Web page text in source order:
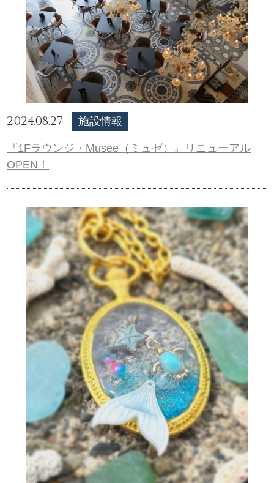
2024.08.27 施設情報
『1Fラウンジ・Musee（ミュゼ）』リニューアル
OPEN！